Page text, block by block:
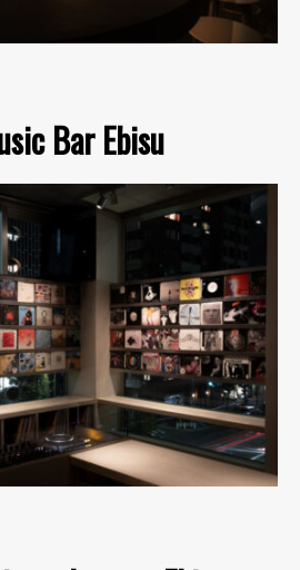
Bar Ebisu